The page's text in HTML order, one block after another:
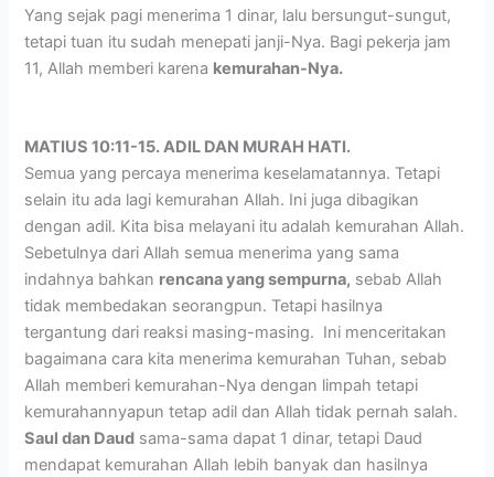
Yang sejak pagi menerima 1 dinar, lalu bersungut-sungut,
tetapi tuan itu sudah menepati janji-Nya. Bagi pekerja jam
11, Allah memberi karena kemurahan-Nya.
MATIUS 10:11-15. ADIL DAN MURAH HATI.
Semua yang percaya menerima keselamatannya. Tetapi
selain itu ada lagi kemurahan Allah. Ini juga dibagikan
dengan adil. Kita bisa melayani itu adalah kemurahan Allah.
Sebetulnya dari Allah semua menerima yang sama
indahnya bahkan rencana yang sempurna, sebab Allah
tidak membedakan seorangpun. Tetapi hasilnya
tergantung dari reaksi masing-masing. Ini menceritakan
bagaimana cara kita menerima kemurahan Tuhan, sebab
Allah memberi kemurahan-Nya dengan limpah tetapi
kemurahannyapun tetap adil dan Allah tidak pernah salah.
Saul dan Daud sama-sama dapat 1 dinar, tetapi Daud
mendapat kemurahan Allah lebih banyak dan hasilnya